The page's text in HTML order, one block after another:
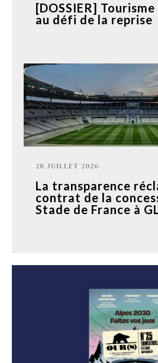
[DOSSIER]
au défi de la reprise
28 JUILLET 2026
La transparence
contrat de la
Stade de France à